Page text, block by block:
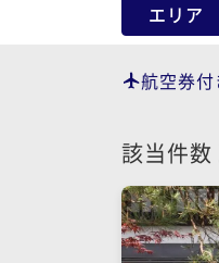
エリア
航空券
該当件数